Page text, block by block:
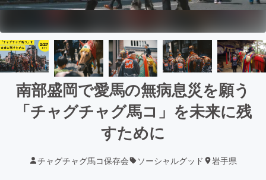
南部盛岡で愛馬の無病息災を願う
「チャグチャグ馬コ」を未来に残
すために
チャグチャグ馬コ保存会 ソーシャルグッド 岩手県